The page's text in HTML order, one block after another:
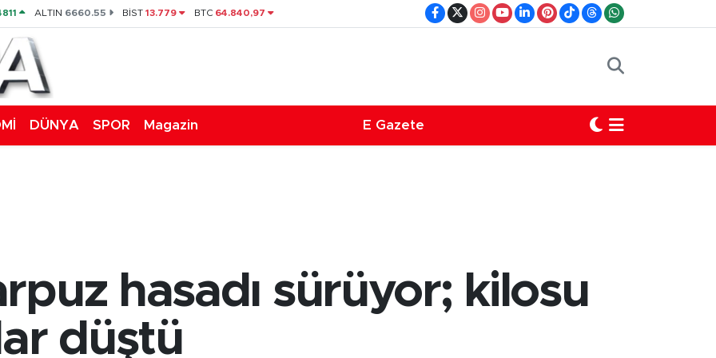
ALTIN 6660.55 BİST13.779 BTC 64.840,97
DÜNYA SPOR Magazin E Gazete
hasadı sürüyor; kilosu
düştü